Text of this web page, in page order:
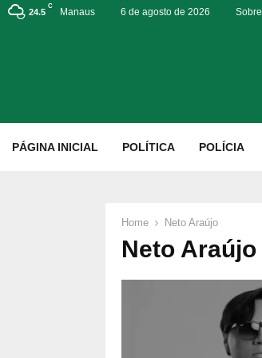
24.5
C
Manaus 6 de agosto de 2026 Sobre
PÁGINA INICIAL POLÍTICA POLÍCIA
Home Neto Araújo
Neto Araújo